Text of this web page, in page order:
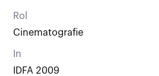
Rol
Cinematografie
In
IDFA 2009